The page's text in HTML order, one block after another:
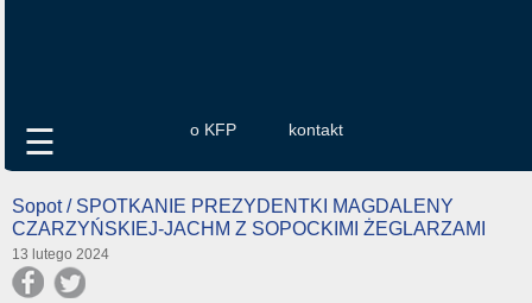
o KFP kontakt
☰
Sopot / SPOTKANIE PREZYDENTKI MAGDALENY
CZARZYŃSKIEJ-JACHM Z SOPOCKIMI ŻEGLARZAMI
13 lutego 2024